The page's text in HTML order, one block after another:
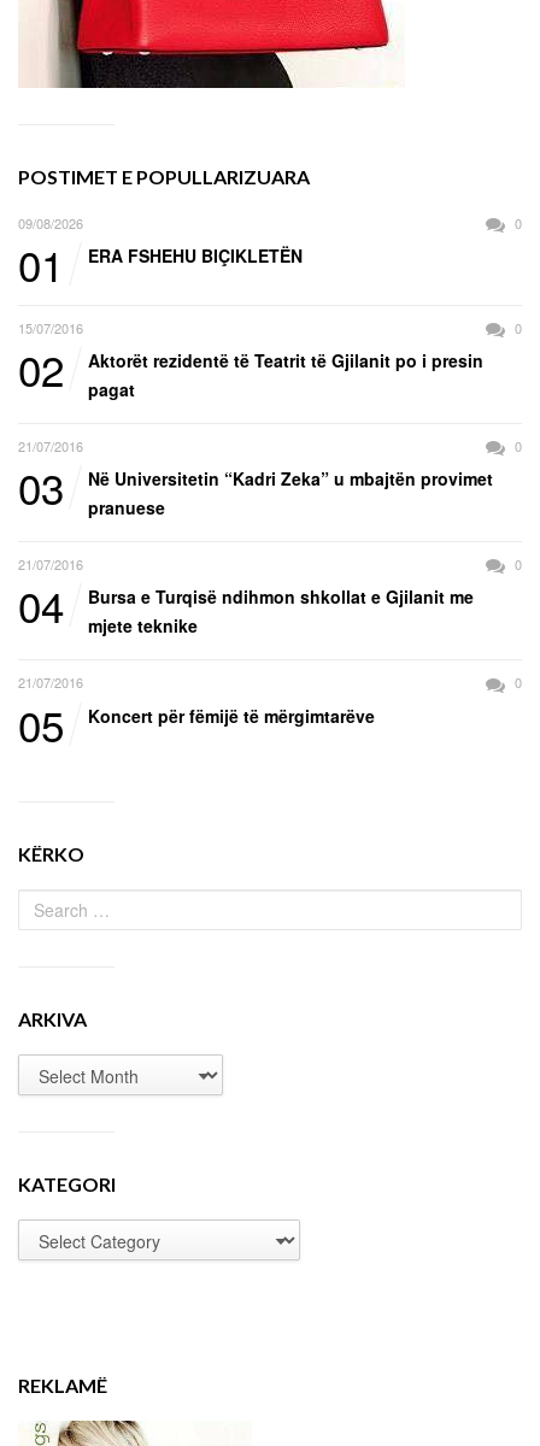
POSTIMET E POPULLARIZUARA
09/08/2026 0
01 ERA FSHEHU BIÇIKLETËN
15/07/2016 0
02
Aktorët rezidentë të Teatrit të Gjilanit po i presin
pagat
21/07/2016 0
03
Në Universitetin “Kadri Zeka” u mbajtën provimet
pranuese
21/07/2016 0
04
Bursa e Turqisë ndihmon shkollat e Gjilanit me
mjete teknike
21/07/2016 0
05 Koncert për fëmijë të mërgimtarëve
KËRKO
ARKIVA
KATEGORI
REKLAMË